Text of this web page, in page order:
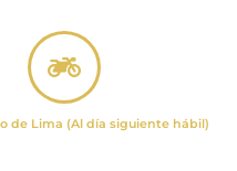
de Lima (Al día siguiente hábil)